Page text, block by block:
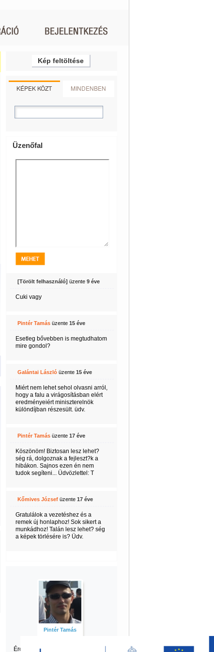
Kép feltöltése
KÉPEK KÖZT MINDENBEN
Üzenőfal
[Törölt felhasználó] üzente 9 éve
Cuki vagy
Pintér Tamásüzente 15 éve
Esetleg bővebben is megtudhatom
mire gondol?
Galántai Lászlóüzente 15 éve
Miért nem lehet sehol olvasni arról,
hogy a falu a virágosításban elért
eredményeiért miniszterelnök
különdíjban részesült. üdv.
Pintér Tamásüzente 17 éve
Köszönöm! Biztosan lesz lehet?
ség rá, dolgoznak a fejleszt?k a
hibákon. Sajnos ezen én nem
tudok segíteni... Üdvözlettel: T
Kőmives Józsefüzente 17 éve
Gratulálok a vezetéshez és a
remek új honlaphoz! Sok sikert a
munkádhoz! Talán lesz lehet? ség
a képek törlésére is? Üdv.
Pintér Tamás
Érdekel Tamás